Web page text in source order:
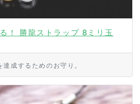
！ 勝龍ストラップ 8ミリ玉
成するためのお守り。